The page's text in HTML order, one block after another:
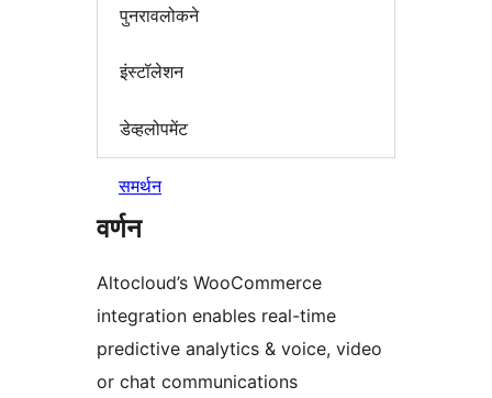
पुनरावलोकने
इंस्टॉलेशन
डेव्हलोपमेंट
समर्थन
वर्णन
Altocloud’s WooCommerce
integration enables real-time
predictive analytics & voice, video
or chat communications